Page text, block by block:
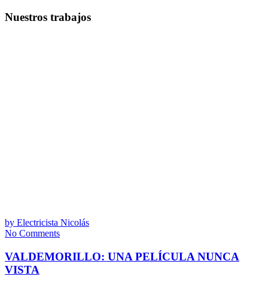
Nuestros trabajos
by Electricista Nicolás
No Comments
VALDEMORILLO: UNA PELÍCULA NUNCA
VISTA